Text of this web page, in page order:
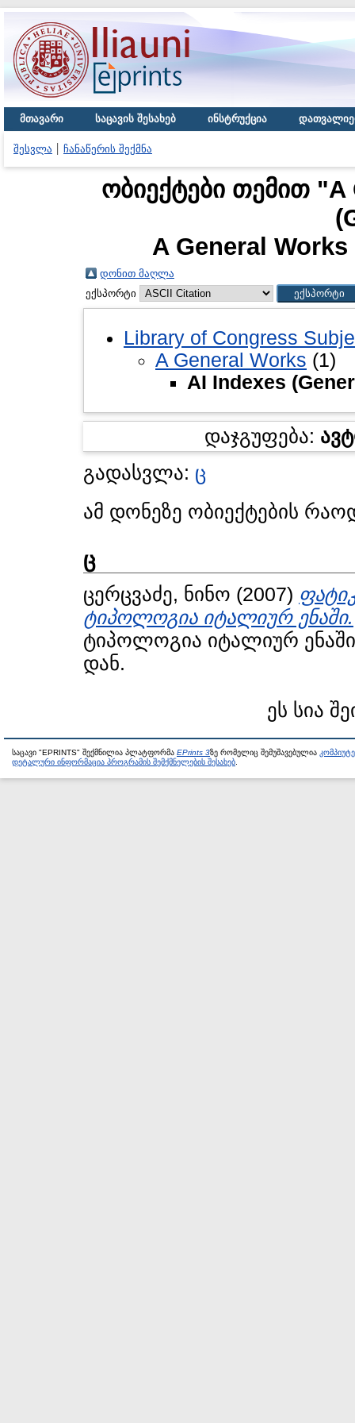
მთავარი საცავის შესახებ ინსტრუქცია
შესვლა ჩანაწერის შექმნა
ობიექტები თემით "A
A General
დონით მაღლა
ექსპორტი
Library of Congress
A General Works (1)
AI Indexes
დაჯგუფება:
გადასვლა: ც
ამ დონეზე ობიექტების
ც
ცერცვაძე, ნინო (2007)
ტიპოლოგია იტალიურ ენაში.
ტიპოლოგია იტალიურ
დან.
ეს სია
საცავი "EPRINTS" შექმნილია პლატფორმა EPrints 3ზე რომელიც შემუშავებულია
დეტალური ინფორმაცია პროგრამის შემქმნელების შესახებ.